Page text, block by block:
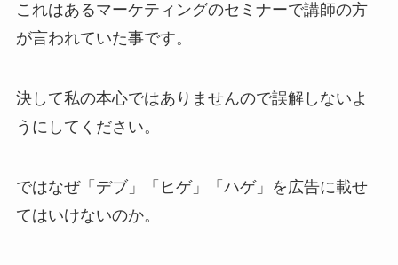
これはあるマーケティングのセミナーで講師の方
が言われていた事です。
決して私の本心ではありませんので誤解しないよ
うにしてください。
ではなぜ「デブ」「ヒゲ」「ハゲ」を広告に載せ
てはいけないのか。